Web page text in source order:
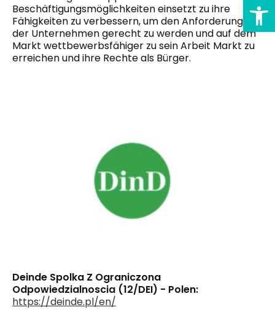
Beschäftigungsmöglichkeiten einsetzt zuihre
Fähigkeiten zu verbessern, um den Anforderungen
der Unternehmen gerecht zu werden und auf dem
Markt wettbewerbsfähiger zu seinArbeit Markt zu
erreichen und ihre Rechteals Bürger.
Deinde Spolka Z Ograniczona
Odpowiedzialnoscia (12/DEI) - Polen:
https://deinde.pl/en/